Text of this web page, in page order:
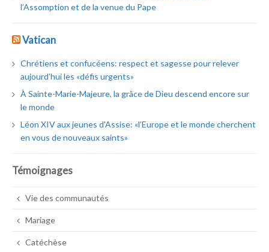
l’Assomption et de la venue du Pape
Vatican
Chrétiens et confucéens: respect et sagesse pour relever
aujourd’hui les «défis urgents»
À Sainte-Marie-Majeure, la grâce de Dieu descend encore sur
le monde
Léon XIV aux jeunes d'Assise: «l’Europe et le monde cherchent
en vous de nouveaux saints»
Témoignages
Vie des communautés
Mariage
Catéchèse